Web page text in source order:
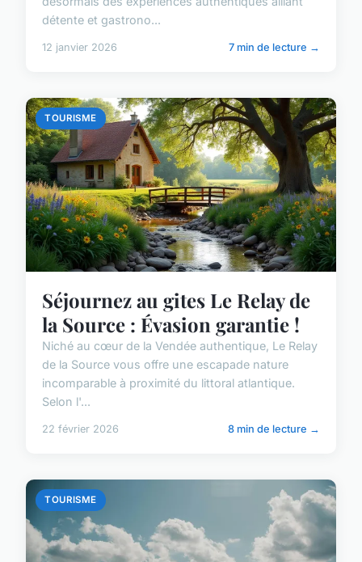
détente et gastrono...
12 janvier 2026 7 min de lecture →
TOURISME
Séjournez au gites Le Relay de
la Source : Évasion garantie !
Niché au cœur de la Vendée authentique, Le Relay
de la Source vous offre une escapade nature
incomparable à proximité du littoral atlantique.
Selon l'...
22 février 2026 8 min de lecture →
TOURISME